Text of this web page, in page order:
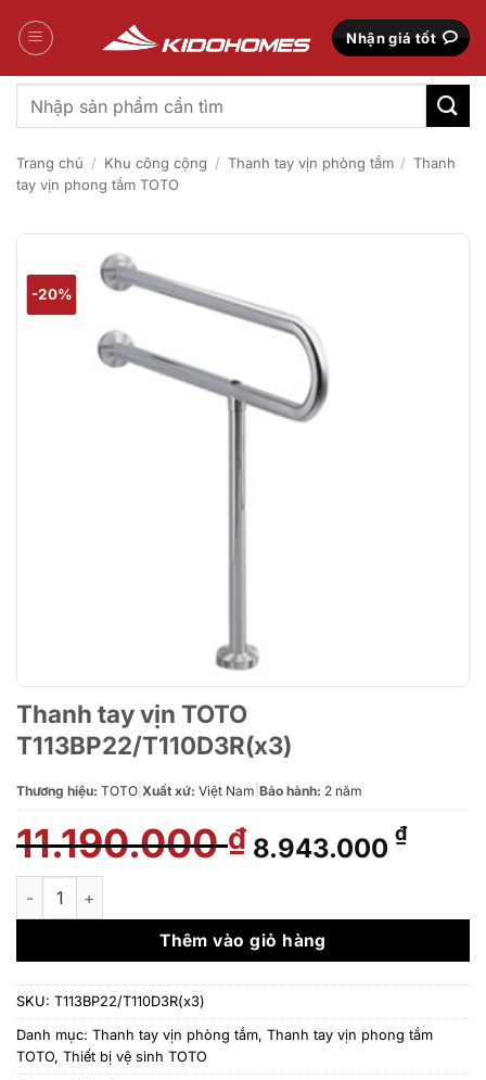
qua
Nhận giá tốt
Tìm
kiếm:
Trang chủ / Khu công cộng / Thanh tay vịn phòng tắm / Thanh
tay vịn phong tắm TOTO
-20%
Thanh tay vịn TOTO
T113BP22/T110D3R(x3)
Thương hiệu: TOTO Xuất xứ: Việt Nam Bảo hành: 2 năm
11.190.000₫ Giá
gốc
11.190.000 ₫.
8.943.000 ₫Giá
là:
Thanh tay vịn TOTO T113BP22/T110D3R(x3) số lượng
Thêm vào giỏ hàng
SKU: T113BP22/T110D3R(x3)
Danh mục: Thanh tay vịn phòng tắm, Thanh tay vịn phong tắm
TOTO, Thiết bị vệ sinh TOTO